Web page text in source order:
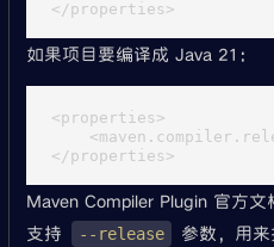
如果项目要编译成 Java 21：
<properties>
Maven Compiler Plugin 官方
支持 --release
参数，用